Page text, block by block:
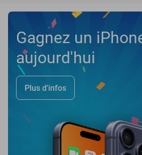
Gagnez un
aujourd'hui
Plus d'infos